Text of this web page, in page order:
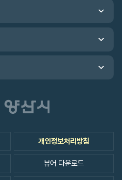
개인정보처리방침
뷰어 다운로드